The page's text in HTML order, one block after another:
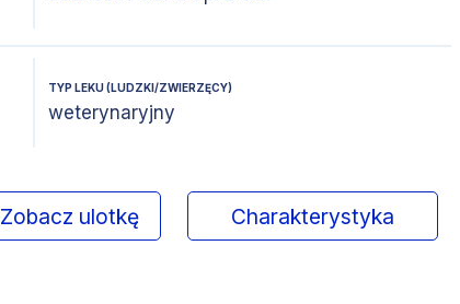
TYP LEKU (LUDZKI/ZWIERZĘCY)
weterynaryjny
Zobacz ulotkę Charakterystyka